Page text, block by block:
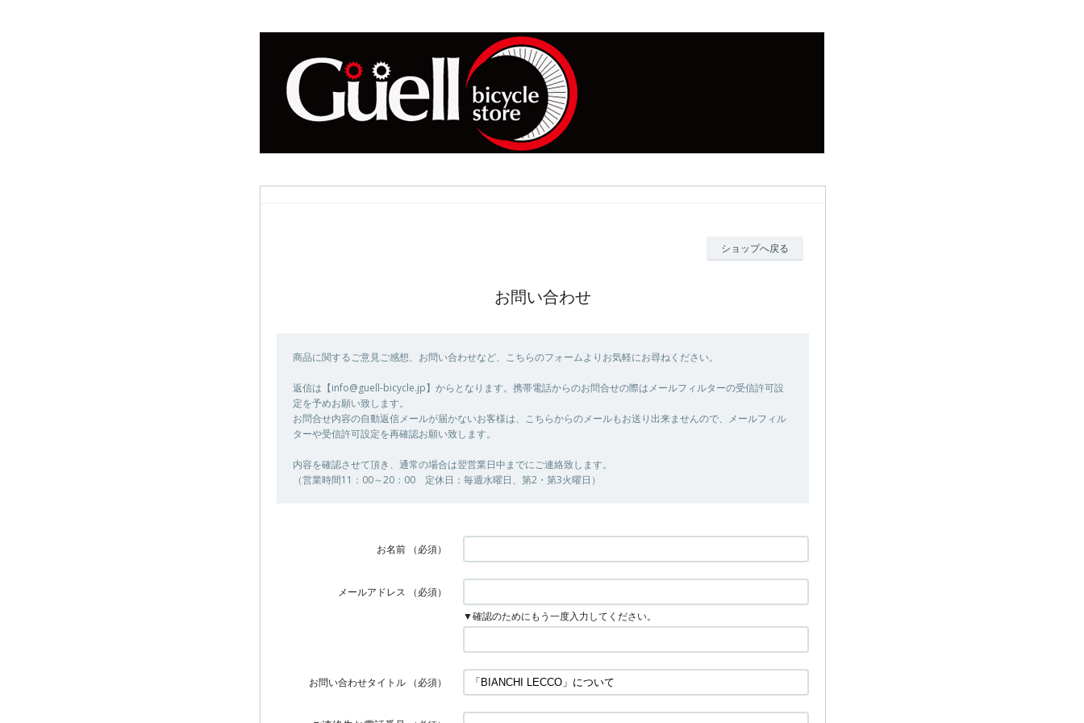
ショップへ戻る
お問い合わせ
商品に関するご意見ご感想、お問い合わせなど、こちらのフォームよりお気軽にお尋ねください。
返信は【info@guell-bicycle.jp】からとなります。携帯電話からのお問合せの際はメールフィルターの受信許可設
定を予めお願い致します。
お問合せ内容の自動返信メールが届かないお客様は、こちらからのメールもお送り出来ませんので、メールフィル
ターや受信許可設定を再確認お願い致します。
内容を確認させて頂き、通常の場合は翌営業日中までにご連絡致します。
（営業時間11：00～20：00 定休日：毎週水曜日、第2・第3火曜日）
お名前 （必須）
メールアドレス
（必須）
▼確認のためにもう一度入力してください。
お問い合わせタイトル （必須）